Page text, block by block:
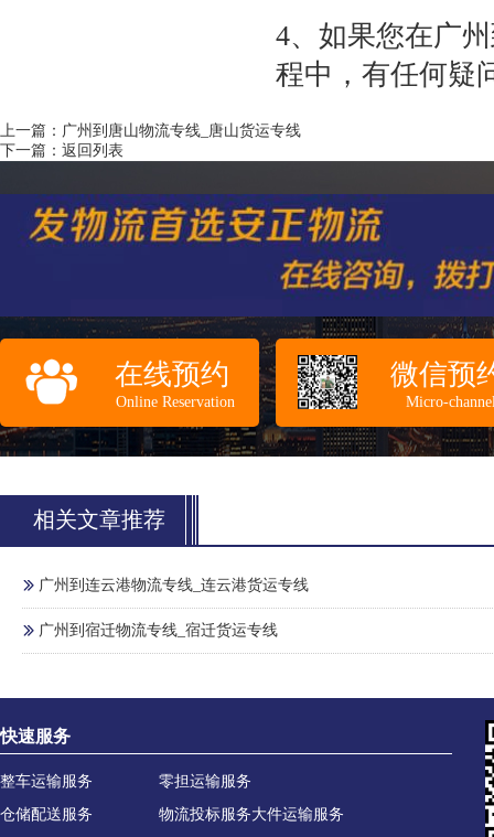
4、如果您在广
程中，有任何疑
上一篇： 广州到唐山物流专线_唐山货运专线
下一篇： 返回列表
在线预约
Online Reservation
微信预
Micro-
相关文章推荐
广州到连云港物流专线_连云港货运专线
广州到宿迁物流专线_宿迁货运专线
快速服务
整车运输服务
零担运输服务
仓储配送服务
物流投标服务大件运输服务